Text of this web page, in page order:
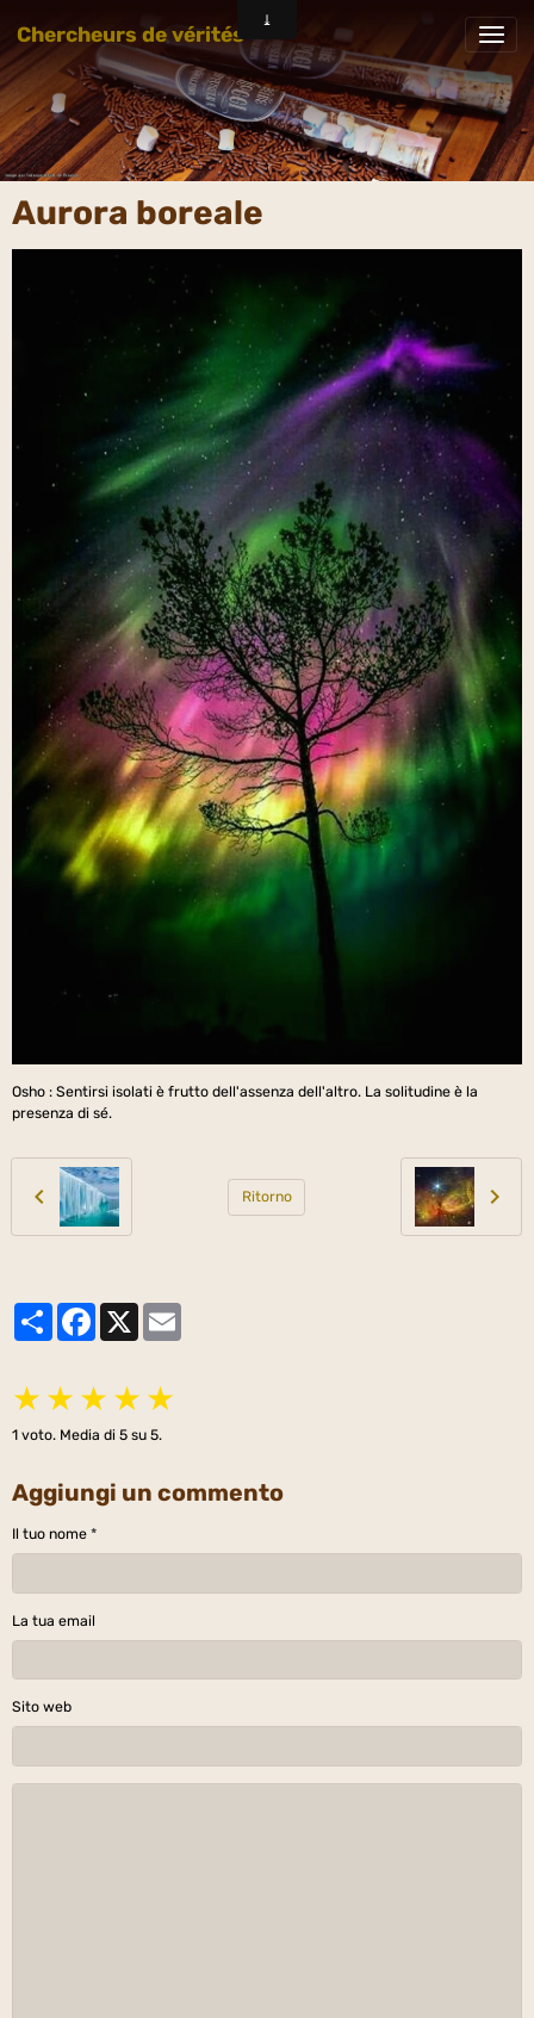
Chercheurs de vérités
Aurora boreale
Osho : Sentirsi isolati è frutto dell'assenza dell'altro. La solitudine è la
presenza di sé.
Ritorno
PartagerFacebook
★ ★ ★ ★ ★
1 voto. Media di 5 su 5.
Aggiungi un commento
Il tuo nome
La tua email
Sito web